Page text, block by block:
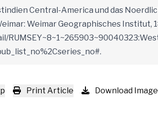
Central-America und das
Weimar Geographisches Institut,
Print Article Download Image